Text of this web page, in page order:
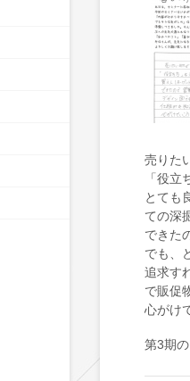
売りた
「役
とても
ての深
できた
でも、
追求す
で販促
心がけ
第3期